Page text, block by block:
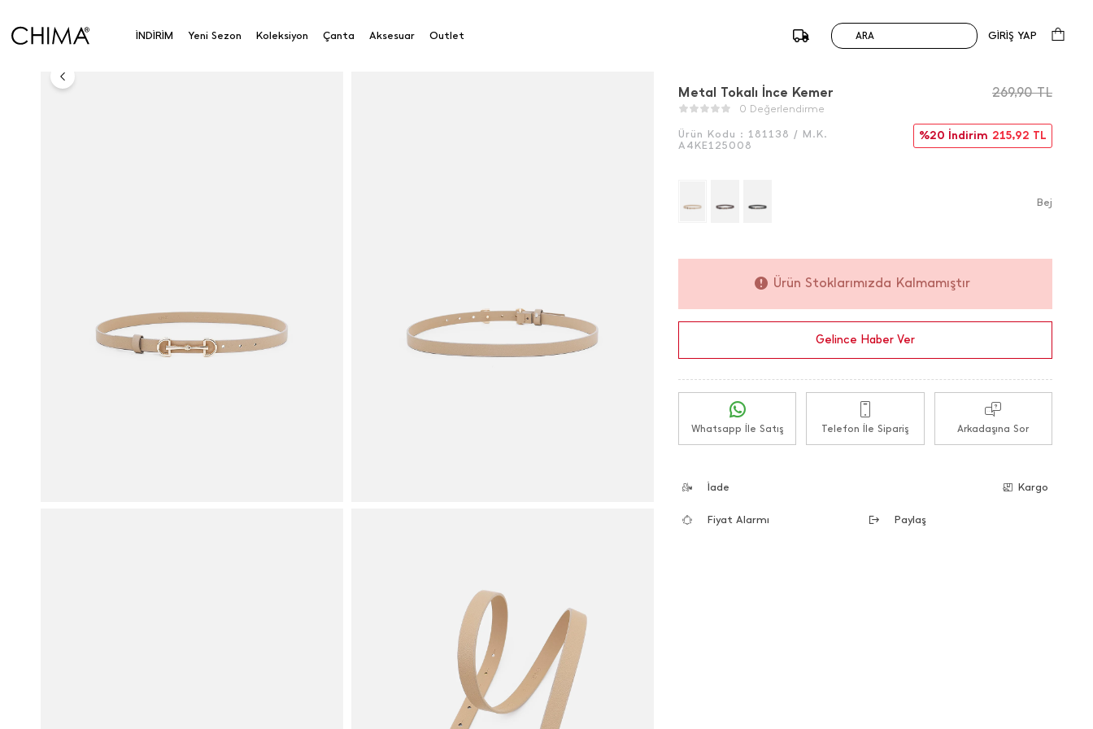
İNDİRİM Yeni Sezon Koleksiyon Çanta Aksesuar Outlet ARA GİRİŞ YAP
Anasayfa
Metal Tokalı İ̇nce Kemer
0 Değerlendirme
Ürün Kodu : 181138 / M.K.
A4KE125008
269,90TL
%20 İndirim 215,92 TL
Bej
Ürün Stoklarımızda Kalmamıştır
Gelince Haber Ver
Whatsapp İle Satış Telefon İle Sipariş Arkadaşına Sor
İade Kargo
Fiyat Alarmı Paylaş